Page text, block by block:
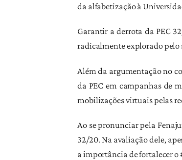
da alfabetização à
Garantir a derrota da PEC
radicalmente explorado pelo
Além da argumentação no
da PEC em campanhas de
mobilizações virtuais pelas
Ao se pronunciar pela
32/20. Na avaliação dele,
a importância de fortalecer o